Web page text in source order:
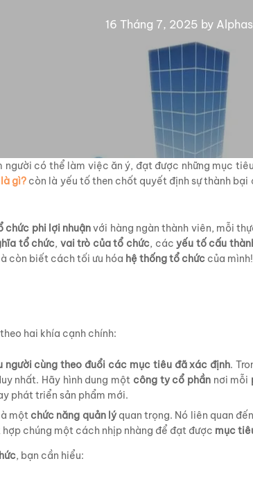
16 Tháng 7, 2025 by
có thể làm việc ăn ý, đạt được những mục
gì? còn là yếu tố then chốt quyết định sự thành bại
chức phi lợi nhuậnvới hàng ngàn thành viên, mỗi
tổ chức, vai trò của tổ chức, cácyếu tố cấu
còn biết cách tối ưu hóa hệ thống tổ chức của mình!
hai khía cạnh chính:
người cùng theo đuổi các mục tiêu đã xác định.
nhất. Hãy hình dung một công ty cổ phần nơi mỗi
phát triển sản phẩm mới.
một chức năng quản lýquan trọng. Nó liên quan
chúng một cách nhịp nhàng để đạt được mục
, bạn cần hiểu: